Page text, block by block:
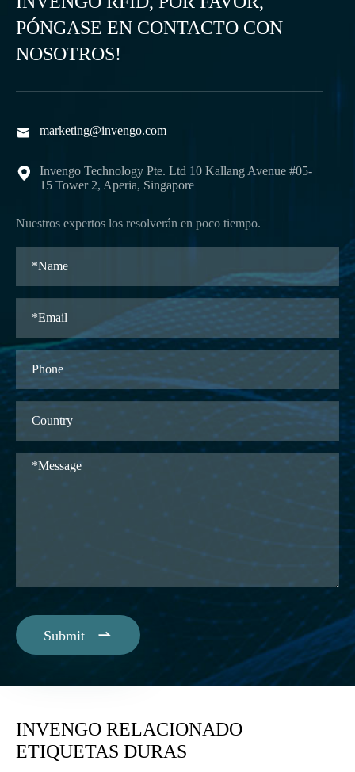
PÓNGASE EN CONTACTO CON
NOSOTROS!
 marketing@invengo.com

Invengo Technology Pte. Ltd 10 Kallang Avenue #05-
15 Tower 2, Aperia, Singapore
Nuestros expertos los resolverán en poco tiempo.
Submit 
INVENGO RELACIONADO
ETIQUETAS DURAS